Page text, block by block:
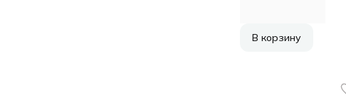
11236113
В корзину